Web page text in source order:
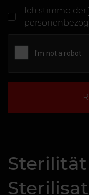
Ich stimme der